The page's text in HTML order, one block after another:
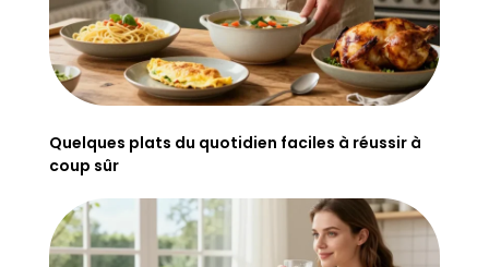
Quelques plats du quotidien faciles à réussir à
coup sûr